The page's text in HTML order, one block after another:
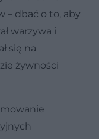
– dbać o to, aby
warzywa i
się na
żywności